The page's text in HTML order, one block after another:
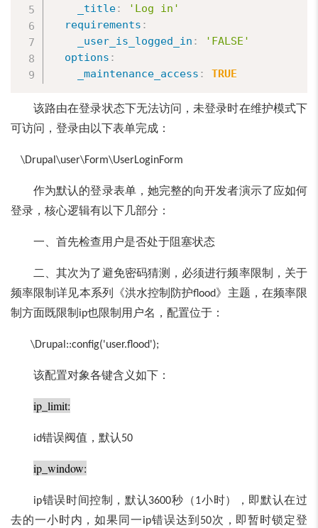
_title:
'Log in'
requirements :
_user_is_logged_in :
'FALSE'
options :
_maintenance_access : TRUE
该路由在登录状态下无法访问，未登录时在维护模式下
可访问，登录由以下表单完成：
\Drupal\user\Form\UserLoginForm
作为默认的登录表单，她完整的向开发者演示了应如何
登录，核心逻辑有以下几部分：
一、首先检查用户是否处于阻塞状态
二、其次为了避免密码猜测，必须进行频率限制，关于
频率限制详见本系列《洪水控制防护flood》主题，在频率限
制方面既限制 ip也限制用户名，配置位于：
\Drupal::config('user.flood');
该配置对象各键含义如下：
ip_limit:
id错误阀值，默认50
ip_window:
ip错误时间控制，默认3600秒（1小时），即默认在过
去的一小时内，如果同一ip错误达到 50次，即暂时锁定登